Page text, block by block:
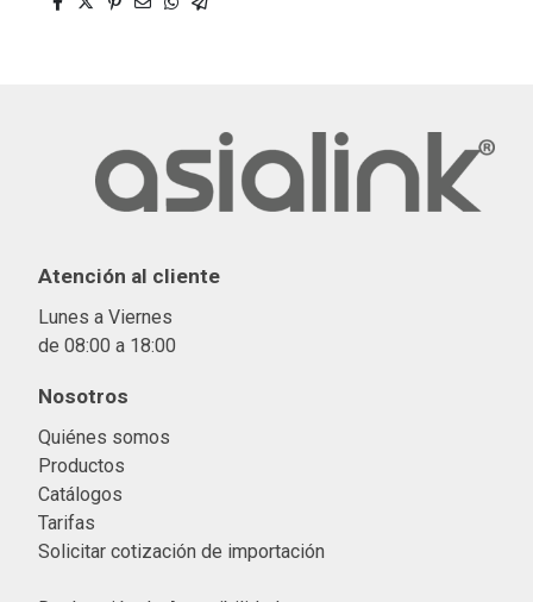
Atención al cliente
Lunes a Viernes
de 08:00 a 18:00
Nosotros
Quiénes somos
Productos
Catálogos
Tarifas
Solicitar cotización de importación